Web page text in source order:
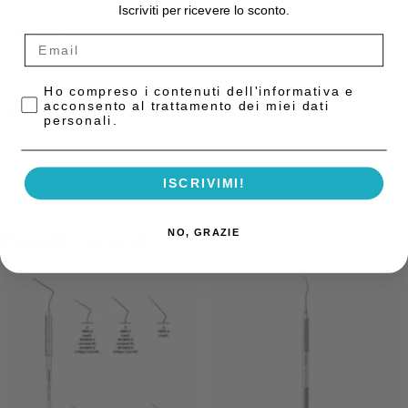
COD:4771448
Categoria: Strumentario Generico
Descrizione
Iscriviti per ricevere lo sconto.
Privacy Policy
Ho compreso i contenuti dell'informativa e
acconsento al trattamento dei miei dati
personali.
ISCRIVIMI!
NO, GRAZIE